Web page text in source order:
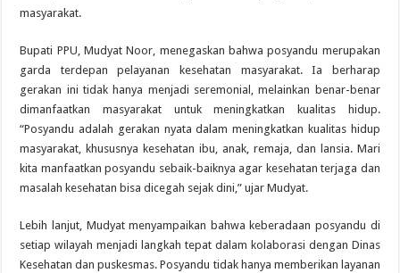
masyarakat.
Bupati PPU, Mudyat Noor, menegaskan bahwa posyandu merupakan
garda terdepan pelayanan kesehatan masyarakat. Ia berharap
gerakan ini tidak hanya menjadi seremonial, melainkan benar-benar
dimanfaatkan masyarakat untuk meningkatkan kualitas hidup.
“Posyandu adalah gerakan nyata dalam meningkatkan kualitas hidup
masyarakat, khususnya kesehatan ibu, anak, remaja, dan lansia. Mari
kita manfaatkan posyandu sebaik-baiknya agar kesehatan terjaga dan
masalah kesehatan bisa dicegah sejak dini,” ujar Mudyat.
Lebih lanjut, Mudyat menyampaikan bahwa keberadaan posyandu di
setiap wilayah menjadi langkah tepat dalam kolaborasi dengan Dinas
Kesehatan dan puskesmas. Posyandu tidak hanya memberikan layanan